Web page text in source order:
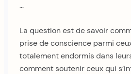
…
La question est de savoir
prise de conscience parmi
totalement endormis dans
comment soutenir ceux qui